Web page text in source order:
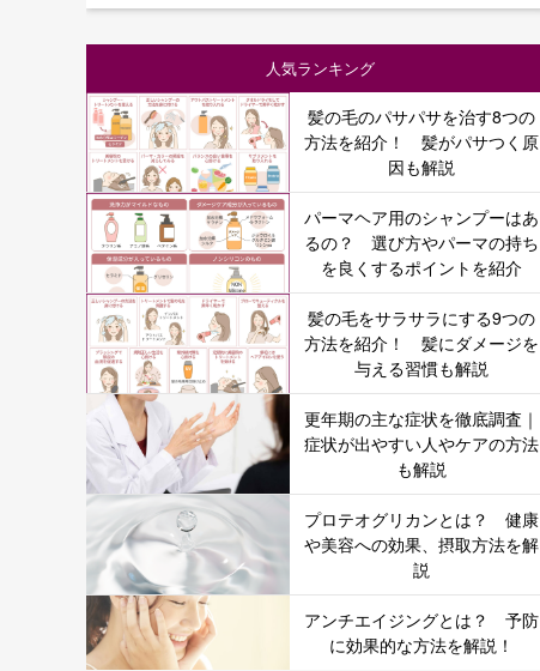
人気ランキング
髪の毛のパサパサを治す8つの
方法を紹介！ 髪がパサつく原
因も解説
パーマヘア用のシャンプーはあ
るの？ 選び方やパーマの持ち
を良くするポイントを紹介
髪の毛をサラサラにする9つの
方法を紹介！ 髪にダメージを
与える習慣も解説
更年期の主な症状を徹底調査｜
症状が出やすい人やケアの方法
も解説
プロテオグリカンとは？ 健康
や美容への効果、摂取方法を解
説
アンチエイジングとは？ 予防
に効果的な方法を解説！